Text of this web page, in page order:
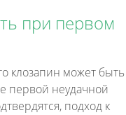
при первом
клозапин может быть
первой неудачной
подход к